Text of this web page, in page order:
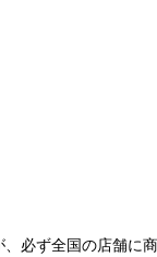
必ず全国の店舗に